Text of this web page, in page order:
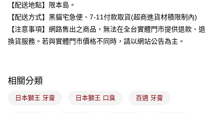
臺灣中小企業銀行
匯豐（台灣）商業銀行
華泰商業銀行
聯邦商業銀行
遠東國際商業銀行
元大商業銀行
永豐商業銀行
Apple Pay
街口支付
悠遊付
全盈+PAY
大哥付你分期
【配送地點】限本島。
【配送方式】黑貓宅急便、7-11付款取貨(超商進貨材積限制內)
【注意事項】網路售出之商品，無法在全台實體門市提供退款、退
換貨服務。若與實體門市價格不同時，請以網站公告為主。
相關分類
日本獅王 牙膏 日本獅王 口臭 百適 牙膏